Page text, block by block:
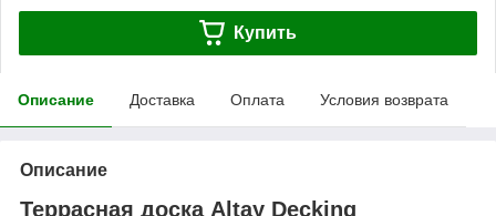
Купить
Описание Доставка Оплата Условия возврата
Описание
Террасная доска Altay Decking